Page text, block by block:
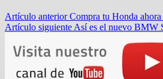
Navegación
de
entradas
Artículo anterior Compra tu Honda
Artículo siguiente Así es el nuevo BMW